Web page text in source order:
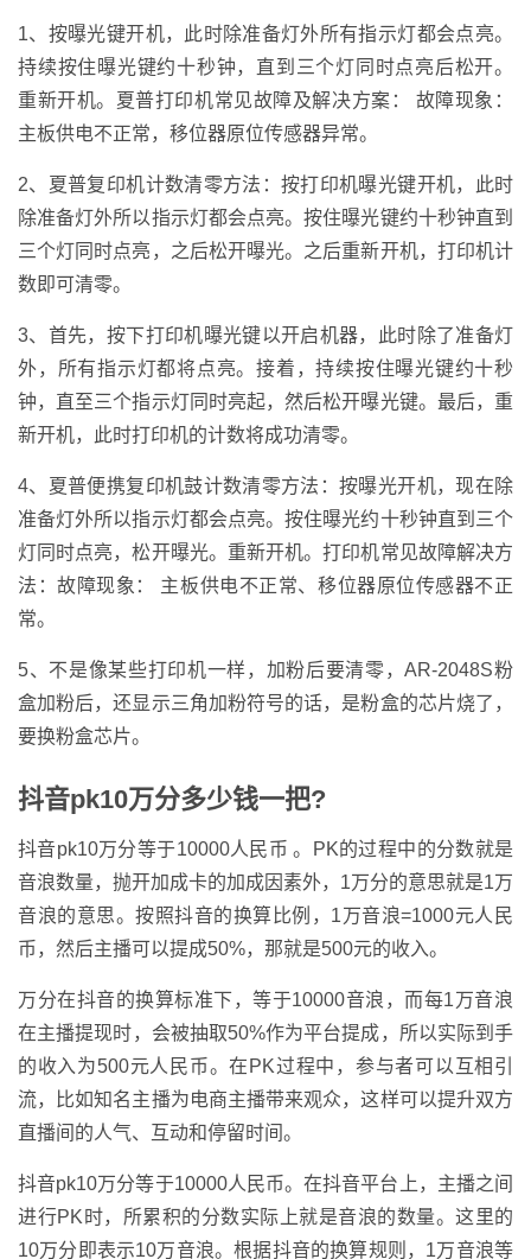
1、按曝光键开机，此时除准备灯外所有指示灯都会点亮。
持续按住曝光键约十秒钟，直到三个灯同时点亮后松开。
重新开机。夏普打印机常见故障及解决方案： 故障现象：
主板供电不正常，移位器原位传感器异常。
2、夏普复印机计数清零方法：按打印机曝光键开机，此时
除准备灯外所以指示灯都会点亮。按住曝光键约十秒钟直到
三个灯同时点亮，之后松开曝光。之后重新开机，打印机计
数即可清零。
3、首先，按下打印机曝光键以开启机器，此时除了准备灯
外，所有指示灯都将点亮。接着，持续按住曝光键约十秒
钟，直至三个指示灯同时亮起，然后松开曝光键。最后，重
新开机，此时打印机的计数将成功清零。
4、夏普便携复印机鼓计数清零方法：按曝光开机，现在除
准备灯外所以指示灯都会点亮。按住曝光约十秒钟直到三个
灯同时点亮，松开曝光。重新开机。打印机常见故障解决方
法：故障现象： 主板供电不正常、移位器原位传感器不正
常。
5、不是像某些打印机一样，加粉后要清零，AR-2048S粉
盒加粉后，还显示三角加粉符号的话，是粉盒的芯片烧了，
要换粉盒芯片。
抖音pk10万分多少钱一把?
抖音pk10万分等于10000人民币 。PK的过程中的分数就是
音浪数量，抛开加成卡的加成因素外，1万分的意思就是1万
音浪的意思。按照抖音的换算比例，1万音浪=1000元人民
币，然后主播可以提成50%，那就是500元的收入。
万分在抖音的换算标准下，等于10000音浪，而每1万音浪
在主播提现时，会被抽取50%作为平台提成，所以实际到手
的收入为500元人民币。在PK过程中，参与者可以互相引
流，比如知名主播为电商主播带来观众，这样可以提升双方
直播间的人气、互动和停留时间。
抖音pk10万分等于10000人民币。在抖音平台上，主播之间
进行PK时，所累积的分数实际上就是音浪的数量。这里的
10万分即表示10万音浪。根据抖音的换算规则，1万音浪等